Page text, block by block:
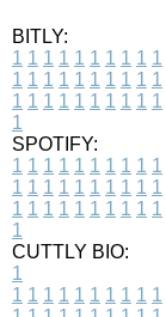
BITLY:
1 1 1 1 1 1 1 1 1 1
1 1 1 1 1 1 1 1 1 1
1 1 1 1 1 1 1 1 1 1
1
SPOTIFY:
1 1 1 1 1 1 1 1 1 1
1 1 1 1 1 1 1 1 1 1
1 1 1 1 1 1 1 1 1 1
1
CUTTLY BIO:
1
1 1 1 1 1 1 1 1 1 1